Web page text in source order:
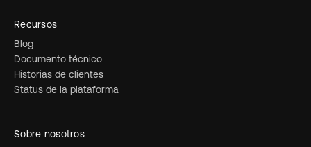
Recursos
Blog
Documento técnico
Historias de clientes
Status de la plataforma
Sobre nosotros